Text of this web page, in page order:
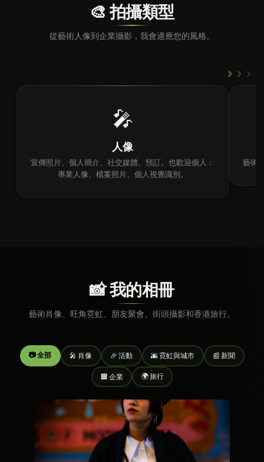
🎨 拍攝類型
從藝術人像到企業攝影，我會適應您的風格。
› › ›
🎤
人像
宣傳照片、個人簡介、社交媒體、預訂。也歡迎個人：
專業人像、檔案照片、個人視覺識別。
藝術
📸 我的相冊
藝術肖像、旺角霓虹、朋友聚會、街頭攝影和香港旅行。
📷 全部 🎤 肖像 🎉 活動 🌆 霓虹與城市 📰 新聞
🏢 企業 🌍 旅行